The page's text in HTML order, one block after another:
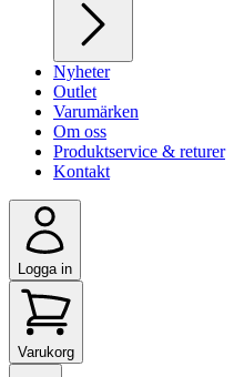
Nyheter
Outlet
Varumärken
Om oss
Produktservice & returer
Kontakt
Logga in
Varukorg